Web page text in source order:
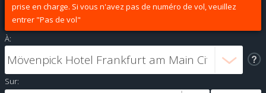
prise en charge. Si vous n'avez pas de numéro de vol, veuillez
entrer "Pas de vol"
À:
Sur: